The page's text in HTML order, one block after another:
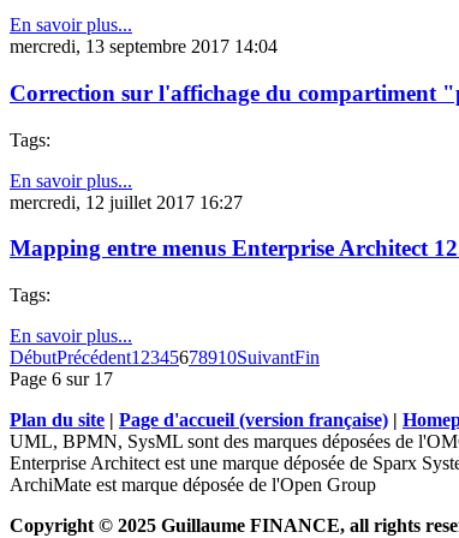
En savoir plus...
mercredi, 13 septembre 2017 14:04
Correction sur l'affichage du compartiment
Tags:
En savoir plus...
mercredi, 12 juillet 2017 16:27
Mapping entre menus Enterprise Architect
Tags:
En savoir plus...
DébutPrécédent1 2345678910SuivantFin
Page 6 sur 17
Plan du site | Page d'accueil (version française) |
UML, BPMN, SysML sont des marques déposées de
Enterprise Architect est une marque déposée de Sparx
ArchiMate est marque déposée de l'Open Group
Copyright © 2025 Guillaume FINANCE, all rights